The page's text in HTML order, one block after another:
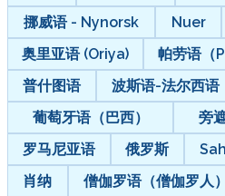
挪威语 - Nynorsk
Nuer
奥里亚语 (Oriya)
帕劳语（
普什图语
波斯语-法尔西语
葡萄牙语（巴西）
旁
罗马尼亚语
俄罗斯
肖纳
僧伽罗语（僧伽罗人）